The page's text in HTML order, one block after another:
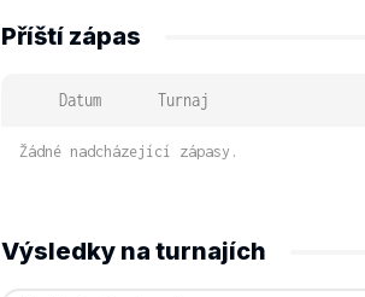
Příští zápas
Datum Turnaj
Žádné nadcházející zápasy.
Výsledky na turnajích